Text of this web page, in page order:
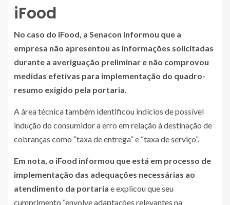
iFood
No caso do iFood, a Senacon informou que a
empresa não apresentou as informações solicitadas
durante a averiguação preliminar e não comprovou
medidas efetivas para implementação do quadro-
resumo exigido pela portaria.
A área técnica também identificou indícios de possível
indução do consumidor a erro em relação à destinação de
cobranças como “taxa de entrega” e “taxa de serviço”.
Em nota, o iFood informou que está em processo de
implementação das adequações necessárias ao
atendimento da portaria e explicou que seu
cumprimento “envolve adaptações relevantes na